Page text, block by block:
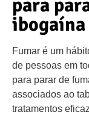
para
ibogaína
Fumar é um
de pessoas em
para parar de
associados ao
tratamentos